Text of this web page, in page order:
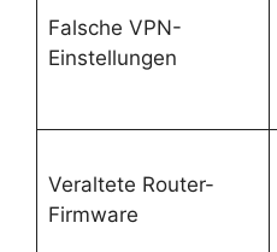
Falsche VPN-
Einstellungen
Veraltete Router-
Firmware